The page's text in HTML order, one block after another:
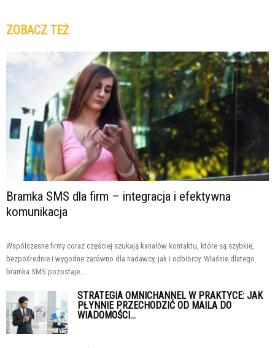
ZOBACZ TEŻ
Bramka SMS dla firm – integracja i efektywna
komunikacja
Współczesne firmy coraz częściej szukają kanałów kontaktu, które są szybkie,
bezpośrednie i wygodne zarówno dla nadawcy, jak i odbiorcy. Właśnie dlatego
bramka SMS pozostaje...
STRATEGIA OMNICHANNEL W PRAKTYCE: JAK
PŁYNNIE PRZECHODZIĆ OD MAILA DO
WIADOMOŚCI...